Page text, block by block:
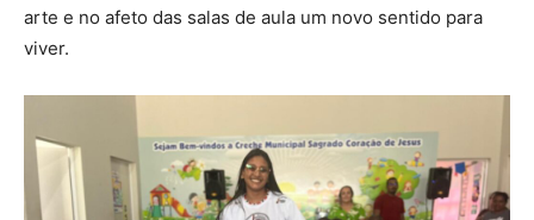
arte e no afeto das salas de aula um novo sentido para
viver.